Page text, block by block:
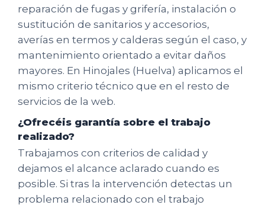
reparación de fugas y grifería, instalación o
sustitución de sanitarios y accesorios,
averías en termos y calderas según el caso, y
mantenimiento orientado a evitar daños
mayores. En Hinojales (Huelva) aplicamos el
mismo criterio técnico que en el resto de
servicios de la web.
¿Ofrecéis garantía sobre el trabajo
realizado?
Trabajamos con criterios de calidad y
dejamos el alcance aclarado cuando es
posible. Si tras la intervención detectas un
problema relacionado con el trabajo